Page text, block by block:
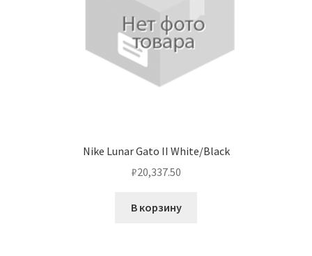
Nike Lunar Gato II White/Black
₽20,337.50
В корзину